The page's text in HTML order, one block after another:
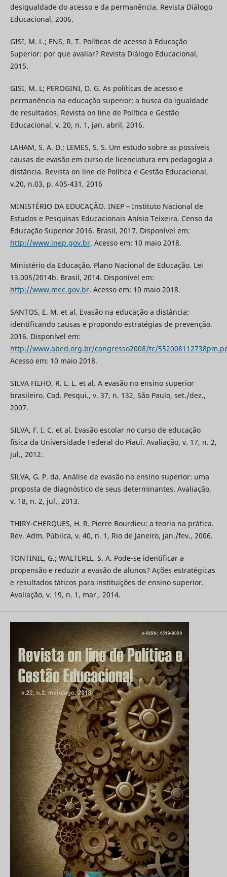
desigualdade do acesso e da permanência. Revista Diálogo
Educacional, 2006.
GISI, M. L.; ENS, R. T. Políticas de acesso à Educação
Superior: por que avaliar? Revista Diálogo Educacional,
2015.
GISI, M. L; PEROGINI, D. G. As políticas de acesso e
permanência na educação superior: a busca da igualdade
de resultados. Revista on line de Política e Gestão
Educacional, v. 20, n. 1, jan. abril, 2016.
LAHAM, S. A. D.; LEMES, S. S. Um estudo sobre as possíveis
causas de evasão em curso de licenciatura em pedagogia a
distância. Revista on line de Política e Gestão Educacional,
v.20, n.03, p. 405-431, 2016
MINISTÉRIO DA EDUCAÇÃO. INEP – Instituto Nacional de
Estudos e Pesquisas Educacionais Anísio Teixeira. Censo da
Educação Superior 2016. Brasil, 2017. Disponível em:
http://www.inep.gov.br. Acesso em: 10 maio 2018.
Ministério da Educação. Plano Nacional de Educação. Lei
13.005/2014b. Brasil, 2014. Disponível em:
http://www.mec.gov.br. Acesso em: 10 maio 2018.
SANTOS, E. M. et al. Evasão na educação a distância:
identificando causas e propondo estratégias de prevenção.
2016. Disponível em:
http://www.abed.org.br/congresso2008/tc/
Acesso em: 10 maio 2018.
SILVA FILHO, R. L. L. et al. A evasão no ensino superior
brasileiro. Cad. Pesqui., v. 37, n. 132, São Paulo, set./dez.,
2007.
SILVA, F. I. C. et al. Evasão escolar no curso de educação
física da Universidade Federal do Piauí. Avaliação, v. 17, n. 2,
jul., 2012.
SILVA, G. P. da. Análise de evasão no ensino superior: uma
proposta de diagnóstico de seus determinantes. Avaliação,
v. 18, n. 2, jul., 2013.
THIRY-CHERQUES, H. R. Pierre Bourdieu: a teoria na prática.
Rev. Adm. Pública, v. 40, n. 1, Rio de Janeiro, jan./fev., 2006.
TONTINIL, G.; WALTERLL, S. A. Pode-se identificar a
propensão e reduzir a evasão de alunos? Ações estratégicas
e resultados táticos para instituições de ensino superior.
Avaliação, v. 19, n. 1, mar., 2014.